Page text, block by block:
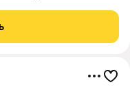
этаже, позволяет